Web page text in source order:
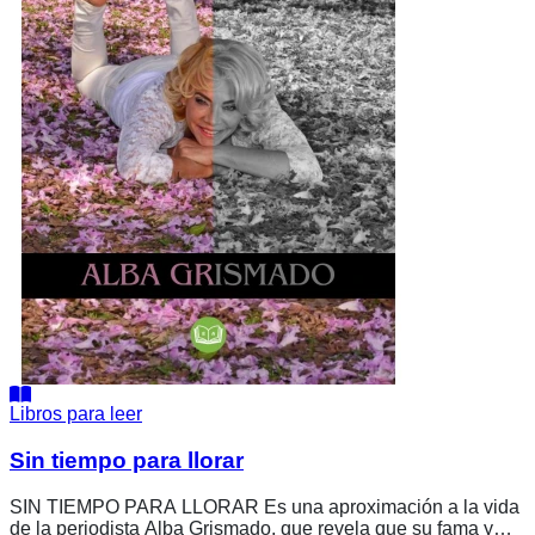
Libros para leer
Sin tiempo para llorar
SIN TIEMPO PARA LLORAR Es una aproximación a la vida
de la periodista Alba Grismado, que revela que su fama y